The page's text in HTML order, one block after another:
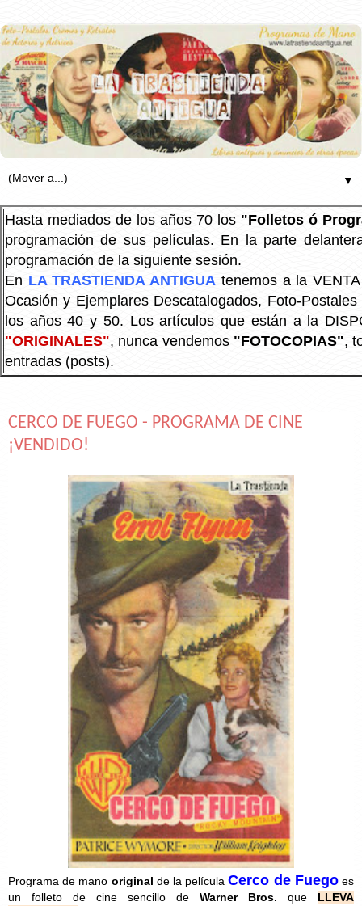
▼
Hasta mediados de los años 70 los "Folletos ó
programación de sus películas. En la parte
programación de la siguiente sesión.
En LA TRASTIENDA ANTIGUA tenemos a la
Ocasión y Ejemplares Descatalogados, Foto-
los años 40 y 50. Los artículos que están a la
"ORIGINALES", nunca vendemos "FOTOCOPIAS",
entradas (posts).
CERCO DE FUEGO - PROGRAMA DE CINE
¡VENDIDO!
Programa de mano original de la películaCerco de Fuegoes
un folleto de cine sencillo de Warner Bros. que LLEVA